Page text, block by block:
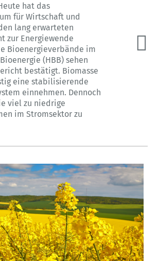
hat das
für Wirtschaft und
lang erwarteten
zur Energiewende
Bioenergieverbände im
(HBB) sehen
bestätigt. Biomasse
eine stabilisierende
einnehmen. Dennoch
viel zu niedrige
im Stromsektor zu